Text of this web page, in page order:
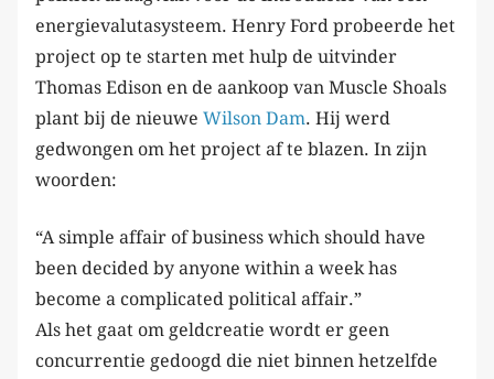
energievalutasysteem. Henry Ford probeerde het
project op te starten met hulp de uitvinder
Thomas Edison en de aankoop van Muscle Shoals
plant bij de nieuwe Wilson Dam. Hij werd
gedwongen om het project af te blazen. In zijn
woorden:
“A simple affair of business which should have
been decided by anyone within a week has
become a complicated political affair.”
Als het gaat om geldcreatie wordt er geen
concurrentie gedoogd die niet binnen hetzelfde